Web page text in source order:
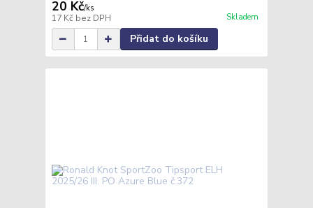
20 Kč/ks
17 Kč bez DPH Skladem
Přidat do košíku